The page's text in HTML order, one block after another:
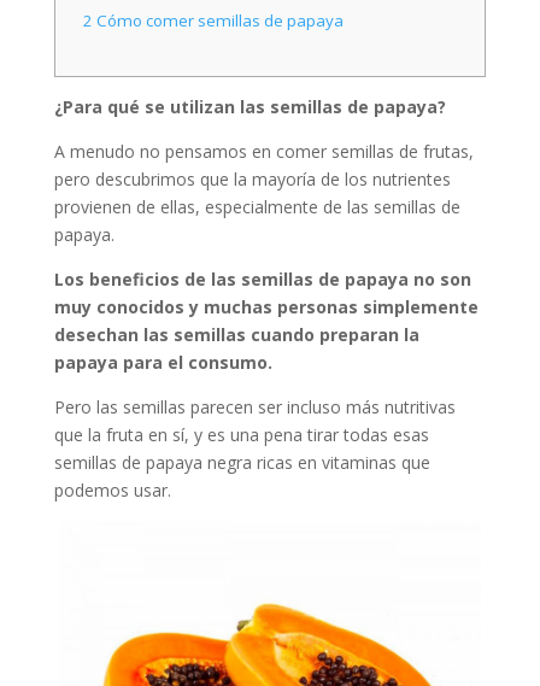
2 Cómo comer semillas de papaya
¿Para qué se utilizan las semillas de papaya?
A menudo no pensamos en comer semillas de frutas,
pero descubrimos que la mayoría de los nutrientes
provienen de ellas, especialmente de las semillas de
papaya.
Los beneficios de las semillas de papaya no son
muy conocidos y muchas personas simplemente
desechan las semillas cuando preparan la
papaya para el consumo.
Pero las semillas parecen ser incluso más nutritivas
que la fruta en sí, y es una pena tirar todas esas
semillas de papaya negra ricas en vitaminas que
podemos usar.